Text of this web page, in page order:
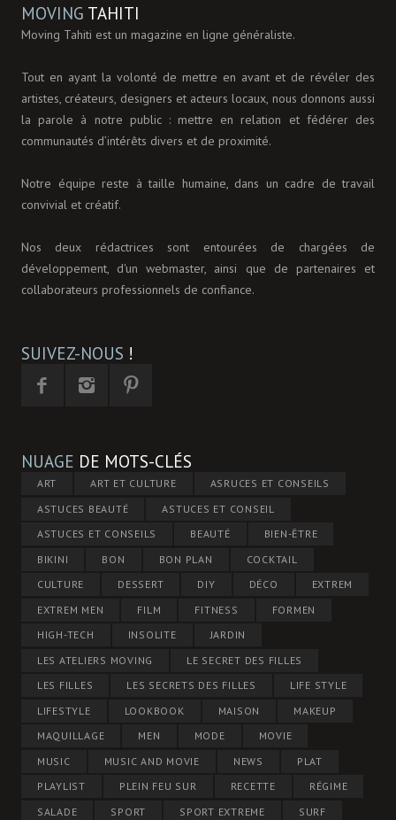
MOVING TAHITI
Moving Tahiti est un magazine en ligne généraliste.
Tout en ayant la volonté de mettre en avant et de révéler des
artistes, créateurs, designers et acteurs locaux, nous donnons aussi
la parole à notre public : mettre en relation et fédérer des
communautés d’intérêts divers et de proximité.
Notre équipe reste à taille humaine, dans un cadre de travail
convivial et créatif.
Nos deux rédactrices sont entourées de chargées de
développement, d'un webmaster, ainsi que de partenaires et
collaborateurs professionnels de confiance.
SUIVEZ-NOUS !
NUAGE DE MOTS-CLÉS
ART ART ET CULTURE
ASRUCES ET CONSEILS
ASTUCES BEAUTÉ
ASTUCES ET CONSEIL
ASTUCES ET CONSEILS
BEAUTÉ
BIEN-ÊTRE
BIKINI
BON BON PLAN
COCKTAIL
CULTURE
DESSERT DIY DÉCO
EXTREM
EXTREM MEN
FILM FITNESS
FORMEN
HIGH-TECH
INSOLITE
JARDIN
LES ATELIERS MOVING
LE SECRET DES FILLES
LES FILLES
LES SECRETS DES FILLES
LIFE STYLE
LIFESTYLE
LOOKBOOK MAISON
MAKEUP
MAQUILLAGE
MEN MODE
MOVIE
MUSIC
MUSIC AND MOVIE NEWS
PLAT
PLAYLIST
PLEIN FEU SUR RECETTE
RÉGIME
SALADE
SPORT SPORT EXTREME SURF